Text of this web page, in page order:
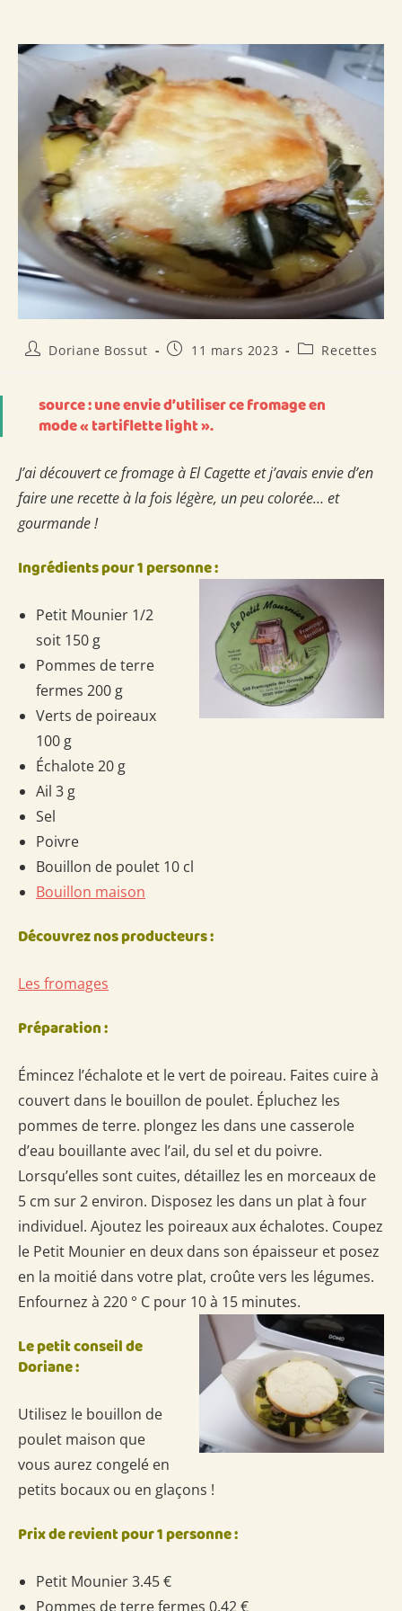
Auteur/autrice
publication :
Doriane Bossut
Publication
11 mars 2023
PostRecettes
source : une envie d’utiliser ce fromage en
mode « tartiflette light ».
J’ai découvert ce fromage à El Cagette et j’avais envie d’en
faire une recette à la fois légère, un peu colorée… et
gourmande !
Ingrédients pour 1 personne :
Petit Mounier 1/2
soit 150 g
Pommes de terre
fermes 200 g
Verts de poireaux
100 g
Échalote 20 g
Ail 3 g
Sel
Poivre
Bouillon de poulet 10 cl
Bouillon maison
Découvrez nos producteurs :
Les fromages
Préparation :
Émincez l’échalote et le vert de poireau. Faites cuire à
couvert dans le bouillon de poulet. Épluchez les
pommes de terre. plongez les dans une casserole
d’eau bouillante avec l’ail, du sel et du poivre.
Lorsqu’elles sont cuites, détaillez les en morceaux de
5 cm sur 2 environ. Disposez les dans un plat à four
individuel. Ajoutez les poireaux aux échalotes. Coupez
le Petit Mounier en deux dans son épaisseur et posez
en la moitié dans votre plat, croûte vers les légumes.
Enfournez à 220 ° C pour 10 à 15 minutes.
Le petit conseil de
Doriane :
Utilisez le bouillon de
poulet maison que
vous aurez congelé en
petits bocaux ou en glaçons !
Prix de revient pour 1 personne :
Petit Mounier 3.45 €
Pommes de terre fermes 0.42 €